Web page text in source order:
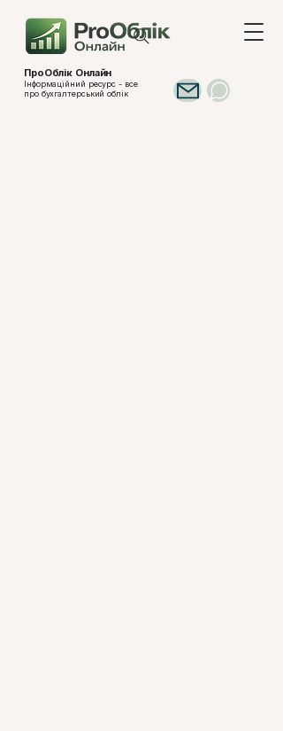
ПроОблік Онлайн
Інформаційний ресурс - все
про бухгалтерський облік